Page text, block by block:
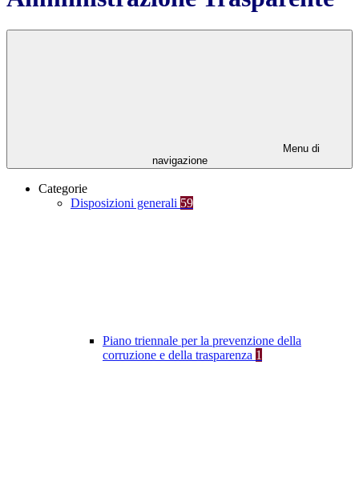
Menu di
navigazione
Categorie
Disposizioni generali 59
Piano triennale per la prevenzione della
corruzione e della trasparenza 1